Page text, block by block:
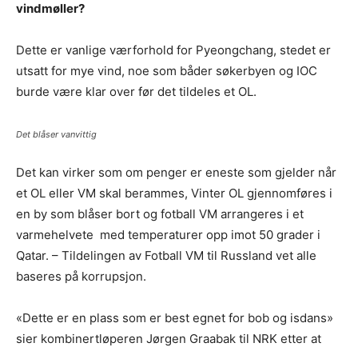
vindmøller?
Dette er vanlige værforhold for Pyeongchang, stedet er
utsatt for mye vind, noe som båder søkerbyen og IOC
burde være klar over før det tildeles et OL.
Det blåser vanvittig
Det kan virker som om penger er eneste som gjelder når
et OL eller VM skal berammes, Vinter OL gjennomføres i
en by som blåser bort og fotball VM arrangeres i et
varmehelvete med temperaturer opp imot 50 grader i
Qatar. – Tildelingen av Fotball VM til Russland vet alle
baseres på korrupsjon.
«Dette er en plass som er best egnet for bob og isdans»
sier kombinertløperen Jørgen Graabak til NRK etter at